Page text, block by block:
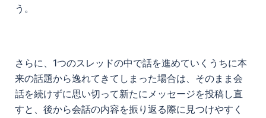
う。
さらに、1つのスレッドの中で話を進めていくうちに本
来の話題から逸れてきてしまった場合は、そのまま会
話を続けずに思い切って新たにメッセージを投稿し直
すと、後から会話の内容を振り返る際に見つけやすく